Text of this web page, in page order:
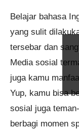
Belajar bahasa
yang sulit
tersebar dan
Media sosial
juga kamu
Yup, kamu bisa
sosial juga
berbagi momen